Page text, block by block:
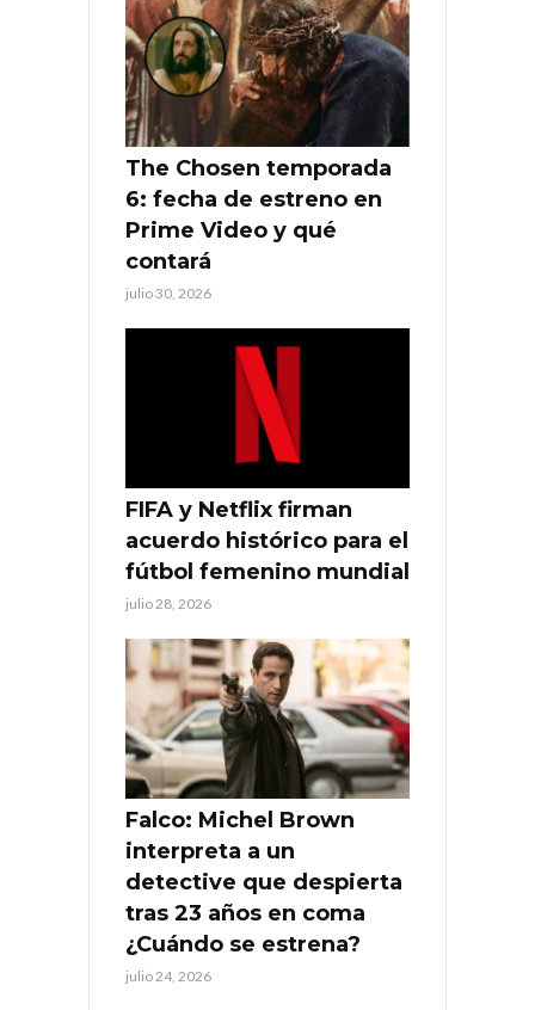
The Chosen temporada
6: fecha de estreno en
Prime Video y qué
contará
julio 30, 2026
FIFA y Netflix firman
acuerdo histórico para el
fútbol femenino mundial
julio 28, 2026
Falco: Michel Brown
interpreta a un
detective que despierta
tras 23 años en coma
¿Cuándo se estrena?
julio 24, 2026